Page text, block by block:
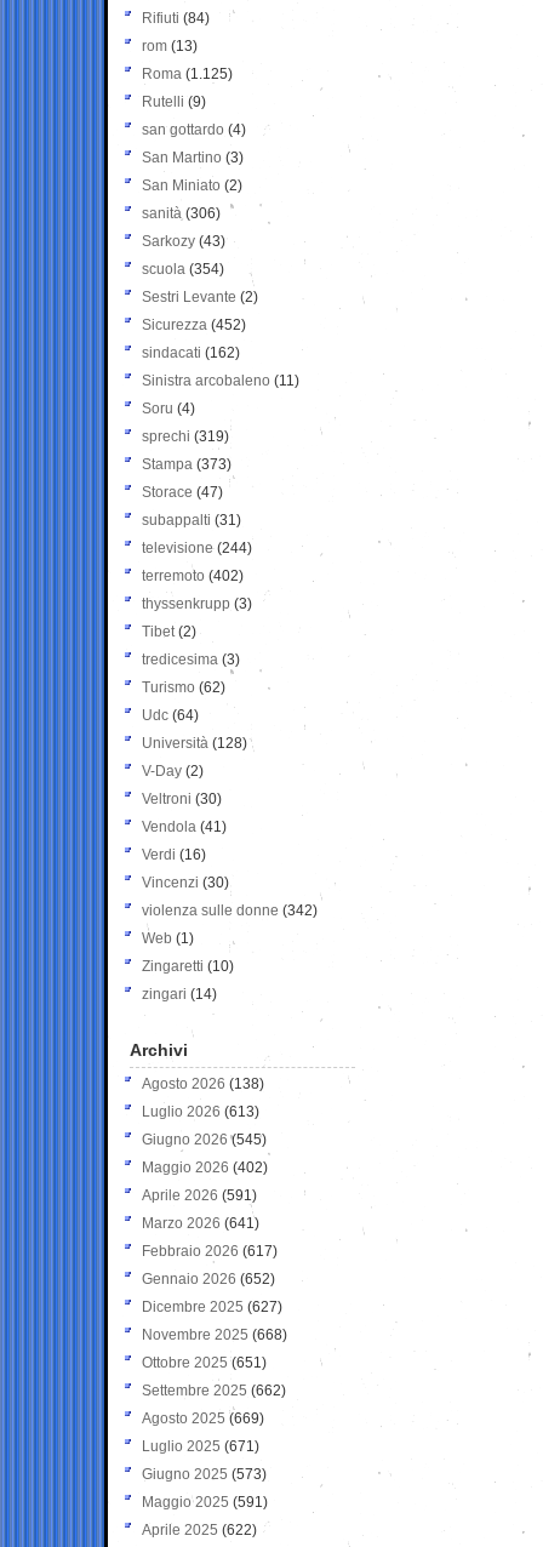
Rifiuti (84)
rom (13)
Roma (1.125)
Rutelli (9)
san gottardo (4)
San Martino (3)
San Miniato (2)
sanità (306)
Sarkozy (43)
scuola (354)
Sestri Levante (2)
Sicurezza (452)
sindacati (162)
Sinistra arcobaleno (11)
Soru (4)
sprechi (319)
Stampa (373)
Storace (47)
subappalti (31)
televisione(244)
terremoto (402)
thyssenkrupp (3)
Tibet(2)
tredicesima (3)
Turismo (62)
Udc (64)
Università (128)
V-Day (2)
Veltroni (30)
Vendola (41)
Verdi (16)
Vincenzi (30)
violenza sulle donne (342)
Web (1)
Zingaretti (10)
zingari (14)
Archivi
Agosto 2026 (138)
Luglio 2026 (613)
Giugno 2026 (545)
Maggio 2026 (402)
Aprile 2026 (591)
Marzo 2026 (641)
Febbraio 2026 (617)
Gennaio 2026 (652)
Dicembre 2025 (627)
Novembre 2025 (668)
Ottobre 2025 (651)
Settembre 2025 (662)
Agosto 2025 (669)
Luglio 2025 (671)
Giugno 2025 (573)
Maggio 2025 (591)
Aprile 2025 (622)